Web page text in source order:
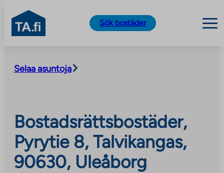
content
TA.fi
Sök bostäder
Selaa asuntoja
Bostadsrättsbostäder,
Pyrytie 8, Talvikangas,
90630, Uleåborg